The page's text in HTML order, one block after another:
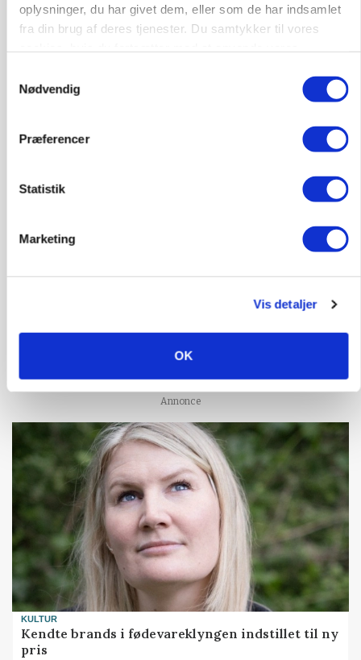
oplysninger, du har givet dem, eller som de har indsamlet
fra din brug af deres tjenester. Du samtykker til vores
Nødvendig
Præferencer
Statistik
Marketing
Vis detaljer
OK
snurre igen
Efter lån på 182 millioner: Sindal Biogas vil
fordoble produktionen og behandle 800.000 ton
Annonce
KULTUR
Kendte brands i fødevareklyngen indstillet til ny
pris